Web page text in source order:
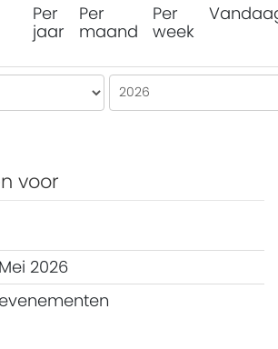
Per
jaar
Per
maand
Per
week
voor
2026